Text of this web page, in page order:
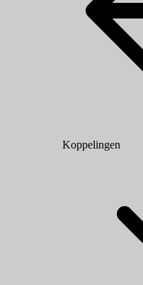
Koppelingen